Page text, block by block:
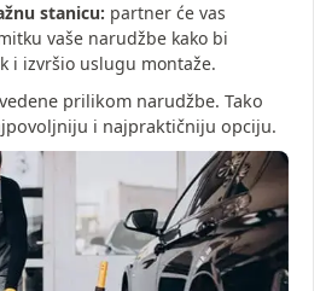
stanicu: partner će vas
vaše narudžbe kako bi
i izvršio uslugu montaže.
prilikom narudžbe. Tako
i najpraktičniju opciju.